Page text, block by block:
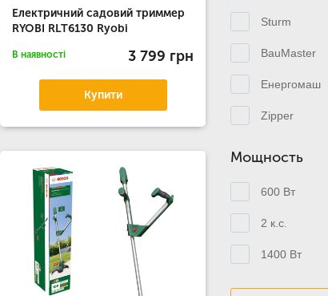
Електричний садовий триммер
RYOBI RLT6130 Ryobi
В наявності 3 799 грн
Купити
Sturm
BauMaster
Енергомаш
Zipper
Мощность
600 Вт
2 к.с.
1400 Вт